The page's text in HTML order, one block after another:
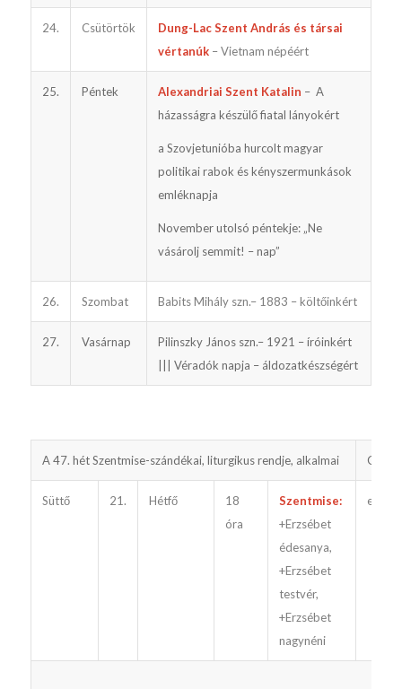
24. Csütörtök
Dung-Lac Szent András és társai
vértanúk– Vietnam népéért
25. Péntek Alexandriai Szent Katalin – A
házasságra készülő fiatal lányokért
a Szovjetunióba hurcolt magyar
politikai rabok és kényszermunkások
emléknapja
November utolsó péntekje: „Ne
vásárolj semmit! – nap”
26. Szombat Babits Mihály szn.– 1883 – költőinkért
27. Vasárnap
Pilinszky János szn.– 1921 – íróinkért
||| Véradók napja – áldozatkészségért
A 47. hét Szentmise-szándékai, liturgikus rendje, alkalmai
Süttő 21. Hétfő
18
óra
Szentmise:
+Erzsébet
édesanya,
+Erzsébet
testvér,
+Erzsébet
nagynéni
előtte